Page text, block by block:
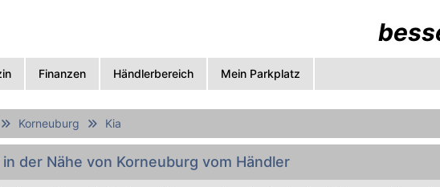
Finanzen Händlerbereich Mein Parkplatz
Korneuburg Kia
in der Nähe von Korneuburg vom Händler